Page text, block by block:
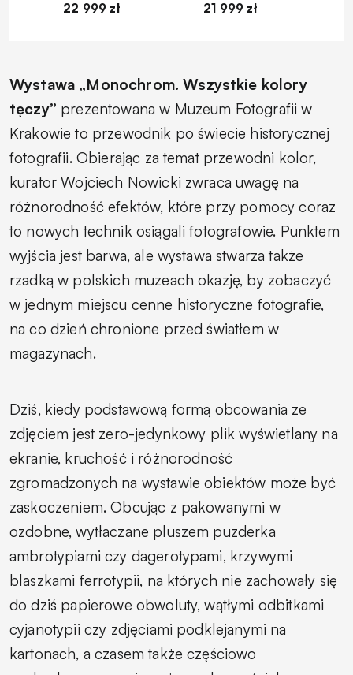
22 999 zł
21 999 zł
Wystawa „Monochrom. Wszystkie kolory
tęczy” prezentowana w Muzeum Fotografii w
Krakowie to przewodnik po świecie historycznej
fotografii. Obierając za temat przewodni kolor,
kurator Wojciech Nowicki zwraca uwagę na
różnorodność efektów, które przy pomocy coraz
to nowych technik osiągali fotografowie. Punktem
wyjścia jest barwa, ale wystawa stwarza także
rzadką w polskich muzeach okazję, by zobaczyć
w jednym miejscu cenne historyczne fotografie,
na co dzień chronione przed światłem w
magazynach.
Dziś, kiedy podstawową formą obcowania ze
zdjęciem jest zero-jedynkowy plik wyświetlany na
ekranie, kruchość i różnorodność
zgromadzonych na wystawie obiektów może być
zaskoczeniem. Obcując z pakowanymi w
ozdobne, wytłaczane pluszem puzderka
ambrotypiami czy dagerotypami, krzywymi
blaszkami ferrotypii, na których nie zachowały się
do dziś papierowe obwoluty, wątłymi odbitkami
cyjanotypii czy zdjęciami podklejanymi na
kartonach, a czasem także częściowo